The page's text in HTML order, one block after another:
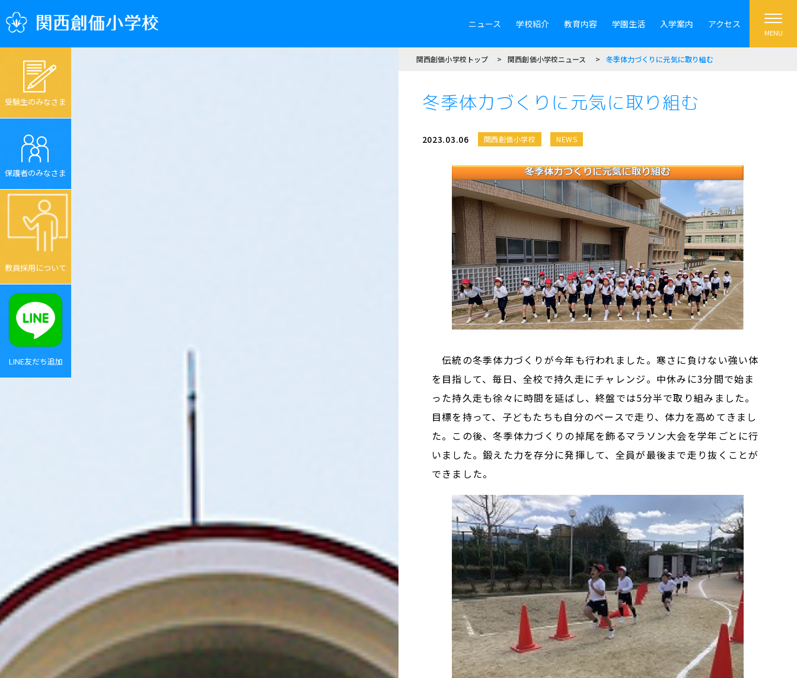
ニュース 学校紹介 教育内容 学園生活 入学案内 アクセス
MENU
受験生のみなさま
保護者のみなさま
教員採用について
LINE友だち追加
関西創価小学校トップ 関西創価小学校ニュース 冬季体力づくりに元気に取り組む
冬季体力づくりに元気に取り組む
2023.03.06 関西創価小学校 NEWS
伝統の冬季体力づくりが今年も行われました。寒さに負けない強い体
を目指して、毎日、全校で持久走にチャレンジ。中休みに3分間で始ま
った持久走も徐々に時間を延ばし、終盤では5分半で取り組みました。
目標を持って、子どもたちも自分のペースで走り、体力を高めてきまし
た。この後、冬季体力づくりの掉尾を飾るマラソン大会を学年ごとに行
いました。鍛えた力を存分に発揮して、全員が最後まで走り抜くことが
できました。